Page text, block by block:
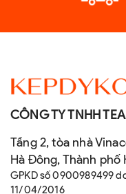
CÔNG TY TNHH
Tầng 2, tòa nhà
Hà Đông, Thành phố
GPKD số 0900989499
11/04/2016